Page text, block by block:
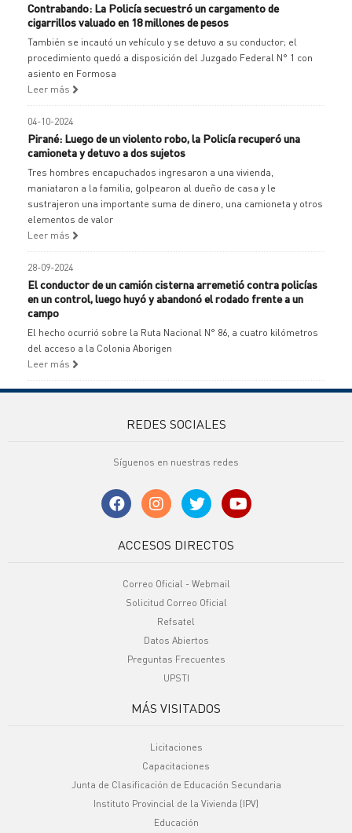
Contrabando: La Policía secuestró un cargamento de
cigarrillos valuado en 18 millones de pesos
También se incautó un vehículo y se detuvo a su conductor; el
procedimiento quedó a disposición del Juzgado Federal N° 1 con
asiento en Formosa
Leer más
04-10-2024
Pirané: Luego de un violento robo, la Policía recuperó una
camioneta y detuvo a dos sujetos
Tres hombres encapuchados ingresaron a una vivienda,
maniataron a la familia, golpearon al dueño de casa y le
sustrajeron una importante suma de dinero, una camioneta y otros
elementos de valor
Leer más
28-09-2024
El conductor de un camión cisterna arremetió contra policías
en un control, luego huyó y abandonó el rodado frente a un
campo
El hecho ocurrió sobre la Ruta Nacional N° 86, a cuatro kilómetros
del acceso a la Colonia Aborigen
Leer más
REDES SOCIALES
Síguenos en nuestras redes
ACCESOS DIRECTOS
Correo Oficial - Webmail
Solicitud Correo Oficial
Refsatel
Datos Abiertos
Preguntas Frecuentes
UPSTI
MÁS VISITADOS
Licitaciones
Capacitaciones
Junta de Clasificación de Educación Secundaria
Instituto Provincial de la Vivienda (IPV)
Educación